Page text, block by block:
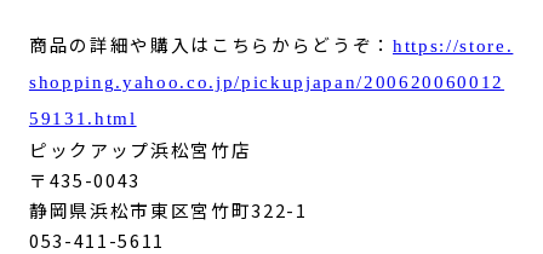
商品の詳細や購入はこちらからどうぞ： https://store.
shopping.yahoo.co.jp/pickupjapan/200620060012
59131.html
ピックアップ浜松宮竹店
〒435-0043
静岡県浜松市東区宮竹町322-1
053-411-5611